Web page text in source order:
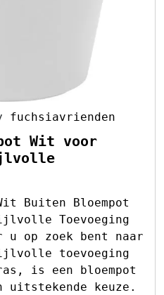
fuchsiavrienden
Wit voor
Buiten Bloempot
Toevoeging
u op zoek bent naar
toevoeging
is een bloempot
keuze.